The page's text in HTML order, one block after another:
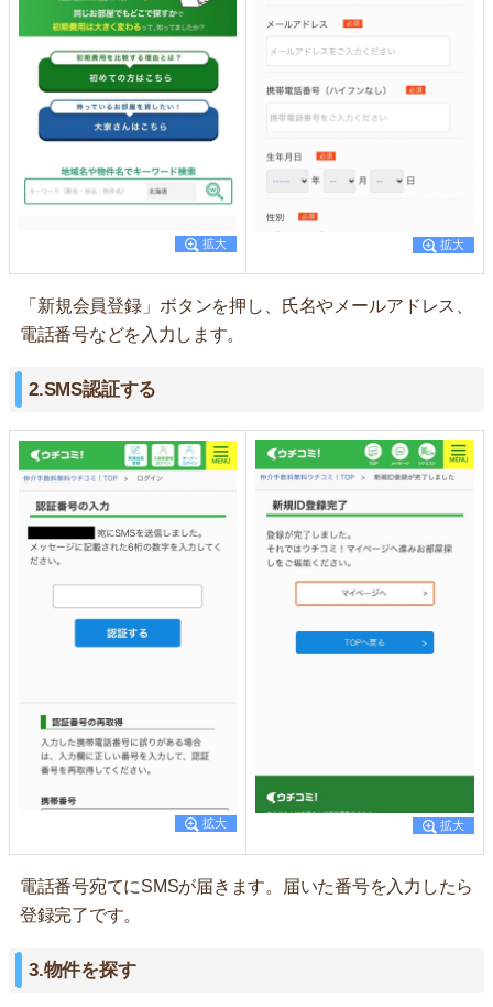
「新規会員登録」ボタンを押し、氏名やメールアドレス、
電話番号などを入力します。
2.SMS認証する
電話番号宛てにSMSが届きます。届いた番号を入力したら
登録完了です。
3.物件を探す